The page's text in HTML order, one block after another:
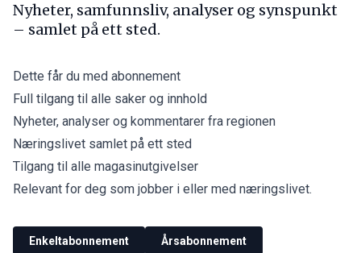
Nyheter, samfunnsliv, analyser og synspunkt
– samlet på ett sted.
Dette får du med abonnement
Full tilgang til alle saker og innhold
Nyheter, analyser og kommentarer fra regionen
Næringslivet samlet på ett sted
Tilgang til alle magasinutgivelser
Relevant for deg som jobber i eller med næringslivet.
Enkeltabonnement Årsabonnement